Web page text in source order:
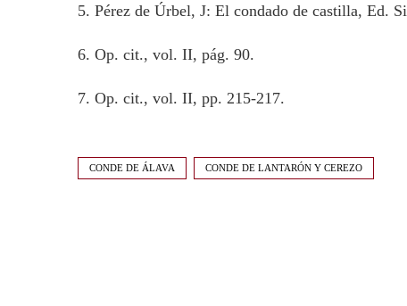
5. Pérez de Úrbel, J: El condado de castilla, Ed.
6. Op. cit., vol. II, pág. 90.
7. Op. cit., vol. II, pp. 215-217.
CONDE DE ÁLAVA CONDE DE LANTARÓN Y CEREZO